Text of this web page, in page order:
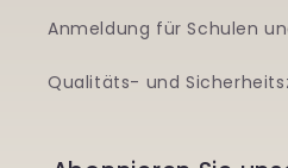
Anmeldung für Schulen
Qualitäts- und